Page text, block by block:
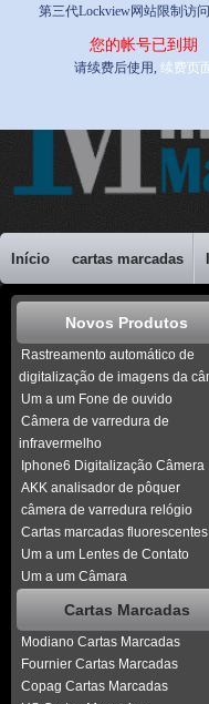
第三代Lockview网站限制访
您的帐号已到期
请续费后使用, 续费页
Início cartas marcadas
Novos Produtos
Rastreamento automático de
digitalização de imagens da
Um a um Fone de ouvido
Câmera de varredura de
infravermelho
Iphone6 Digitalização Câmera
AKK analisador de pôquer
câmera de varredura relógio
Cartas marcadas fluorescentes
Um a um Lentes de Contato
Um a um Câmara
Cartas Marcadas
Modiano Cartas Marcadas
Fournier Cartas Marcadas
Copag Cartas Marcadas